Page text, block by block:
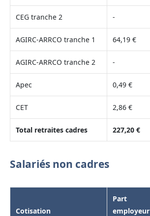
CEG tranche 2 -
AGIRC-ARRCO tranche 1 64,19 €
AGIRC-ARRCO tranche 2 -
Apec 0,49 €
CET 2,86 €
Total retraites cadres 227,20 €
Salariés non cadres
Cotisation
Part
employeur